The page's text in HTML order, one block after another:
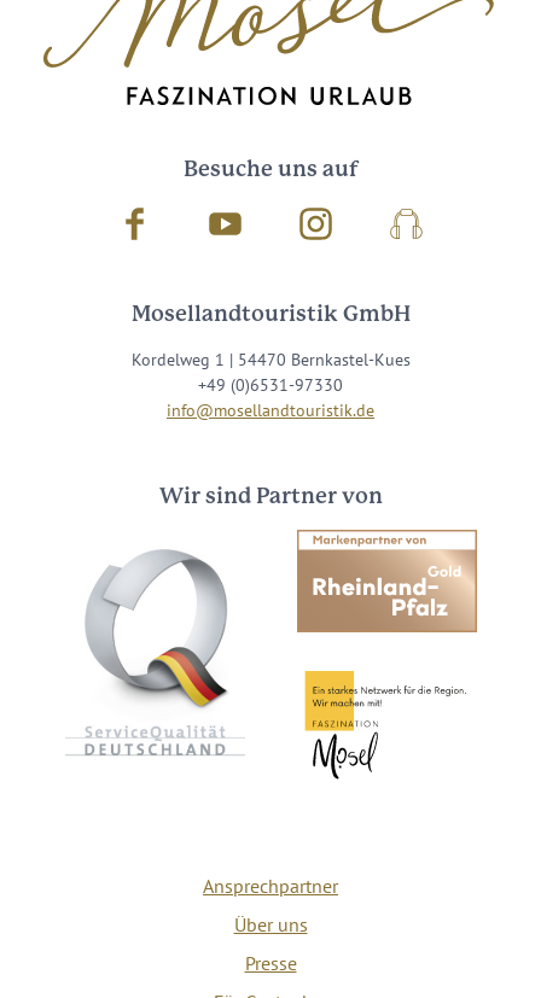
Besuche uns auf
Facebook Youtube InstagramPodcast
Mosellandtouristik GmbH
Kordelweg 1 | 54470 Bernkastel-Kues
+49 (0)6531-97330
info@mosellandtouristik.de
Wir sind Partner von
Ansprechpartner
Über uns
Presse